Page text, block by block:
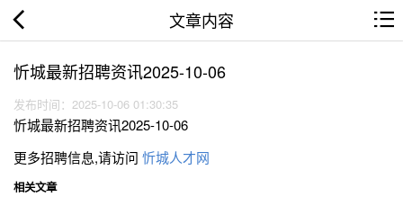
文章内容
忻城最新招聘资讯2025-10-06
发布时间：2025-10-06 01:30:35
忻城最新招聘资讯2025-10-06
更多招聘信息,请访问 忻城人才网
相关文章